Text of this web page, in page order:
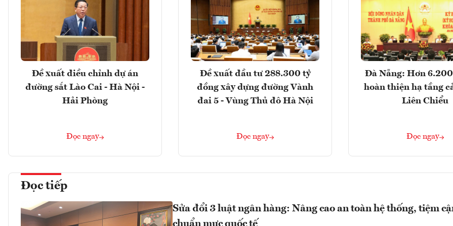
Đề xuất điều chỉnh dự án
đường sắt Lào Cai - Hà Nội -
Hải Phòng
Đọc ngay
Đề xuất đầu tư 288.300 tỷ
đồng xây dựng đường Vành
đai 5 - Vùng Thủ đô Hà Nội
Đọc ngay
Đà Nẵng: Hơn
hoàn thiện hạ tầng
Liên Chiểu
Đọc ngay
Đọc tiếp
Sửa đổi 3 luật ngân hàng: Nâng cao an toàn hệ thống, tiệm
chuẩn mực quốc tế